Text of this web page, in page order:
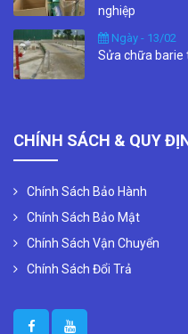
nghiệp
Ngày - 13/02
Sửa chữa barie
CHÍNH SÁCH & QUY
Chính Sách Bảo Hành
Chính Sách Bảo Mật
Chính Sách Vận Chuyển
Chính Sách Đổi Trả